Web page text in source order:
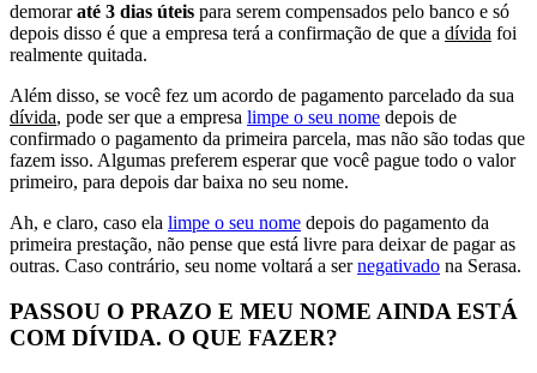
demoraraté 3 dias úteis para serem compensados pelo banco e só
depois disso é que a empresa terá a confirmação de que a dívida foi
realmente quitada.
Além disso, se você fez um acordo de pagamento parcelado da sua
dívida, pode ser que a empresa limpe o seu nome depois de
confirmado o pagamento da primeira parcela, mas não são todas que
fazem isso. Algumas preferem esperar que você pague todo o valor
primeiro, para depois dar baixa no seu nome.
Ah, e claro, caso ela limpe o seu nome depois do pagamento da
primeira prestação, não pense que está livre para deixar de pagar as
outras. Caso contrário, seu nome voltará a sernegativado na Serasa.
PASSOU O PRAZO E MEU NOME AINDA ESTÁ
COM DÍVIDA. O QUE FAZER?